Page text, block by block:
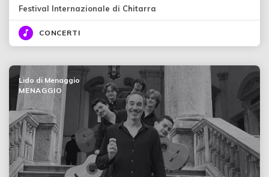
Festival Internazionale di Chitarra
CONCERTI
Lido di Menaggio
MENAGGIO